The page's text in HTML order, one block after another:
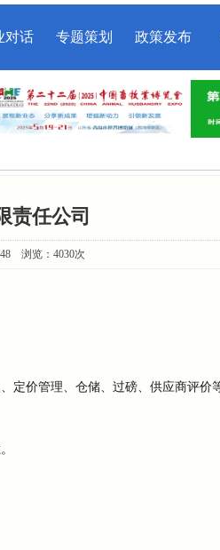
对话 专题策划 政策发布
责任公司
浏览：4030次
定价管理、仓储、过磅、供应商评价